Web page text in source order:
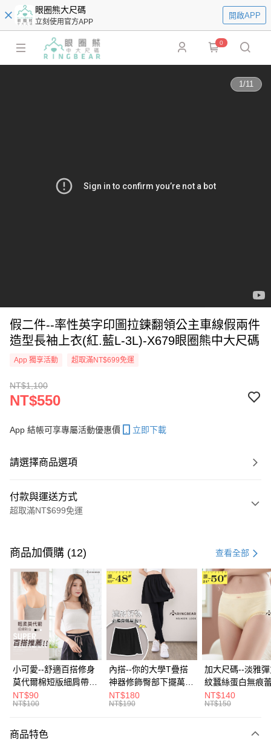
眼圈熊大尺碼
立刻使用官方APP
開啟APP
0
1/11
假二件--率性英字印圖拉鍊翻領公主車線假兩件
造型長袖上衣(紅.藍L-3L)-X679眼圈熊中大尺碼
App 獨享活動 超取滿NT$699免運
NT$1,100
NT$550
App 結帳可享專屬活動優惠價 立即下載
請選擇商品選項
付款與運送方式
超取滿NT$699免運
信用卡一次付款
超商取貨付款
LINE Pay
Apple Pay
街口支付
悠遊付
Google Pay
全盈+PAY
大哥付你分期
商品加價購 (12) 查看全部
小可愛--舒適百搭修身
莫代爾棉短版細肩帶素
色背心(白.黑.灰L-2L)-
U582眼圈熊中大尺碼
NT$90
NT$100
內搭--你的大學T疊搭
神器修飾臀部下擺萬用
內搭裙/遮臀裙(黑2L-
6L)-Q155眼圈熊中大
NT$180
NT$190
加大尺碼--淡雅
紋蠶絲蛋白無痕
角內褲(白.粉.藍.
3L)-L28眼圈熊中
NT$140
NT$150
商品特色